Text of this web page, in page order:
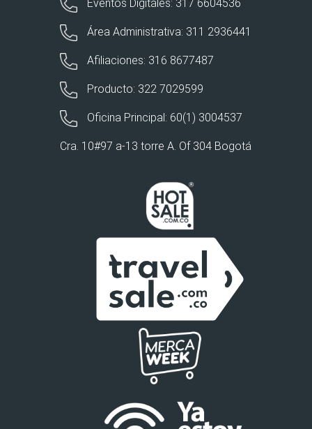
Eventos Digitales: 317 6604536
Área Administrativa: 311 2936441
Afiliaciones: 316 8677487
Producto: 322 7029599
Oficina Principal: 60(1) 3004537
Cra. 10#97 a-13 torre A. Of 304 Bogotá